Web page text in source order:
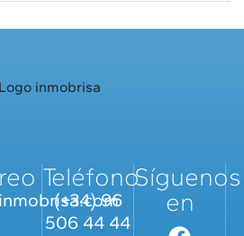
Teléfono
(+34) 96
506 44 44
Síguenos
en